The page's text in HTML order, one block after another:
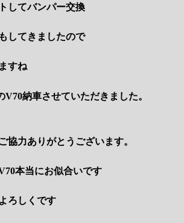
してバンパー交換
してきましたので
すね
V70納車させていただきました。
協力ありがとうございます。
本当にお似合いです
ろしくです